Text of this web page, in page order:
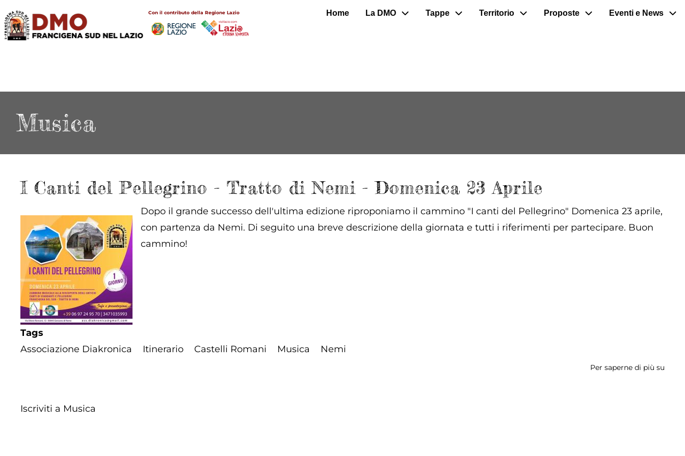
Salta
al
contenuto
Con il contributo della Regione Lazio
Main
navigation
Home La DMO Tappe Territorio Proposte Eventi e News
Musica
I Canti del Pellegrino - Tratto di Nemi - Domenica 23 Aprile
Dopo il grande successo dell'ultima edizione riproponiamo il cammino "I canti del Pellegrino" Domenica 23 aprile,
con partenza da Nemi. Di seguito una breve descrizione della giornata e tutti i riferimenti per partecipare. Buon
cammino!
Tags
Associazione Diakronica
Itinerario Castelli Romani Musica Nemi
Per saperne di più su
Iscriviti a Musica